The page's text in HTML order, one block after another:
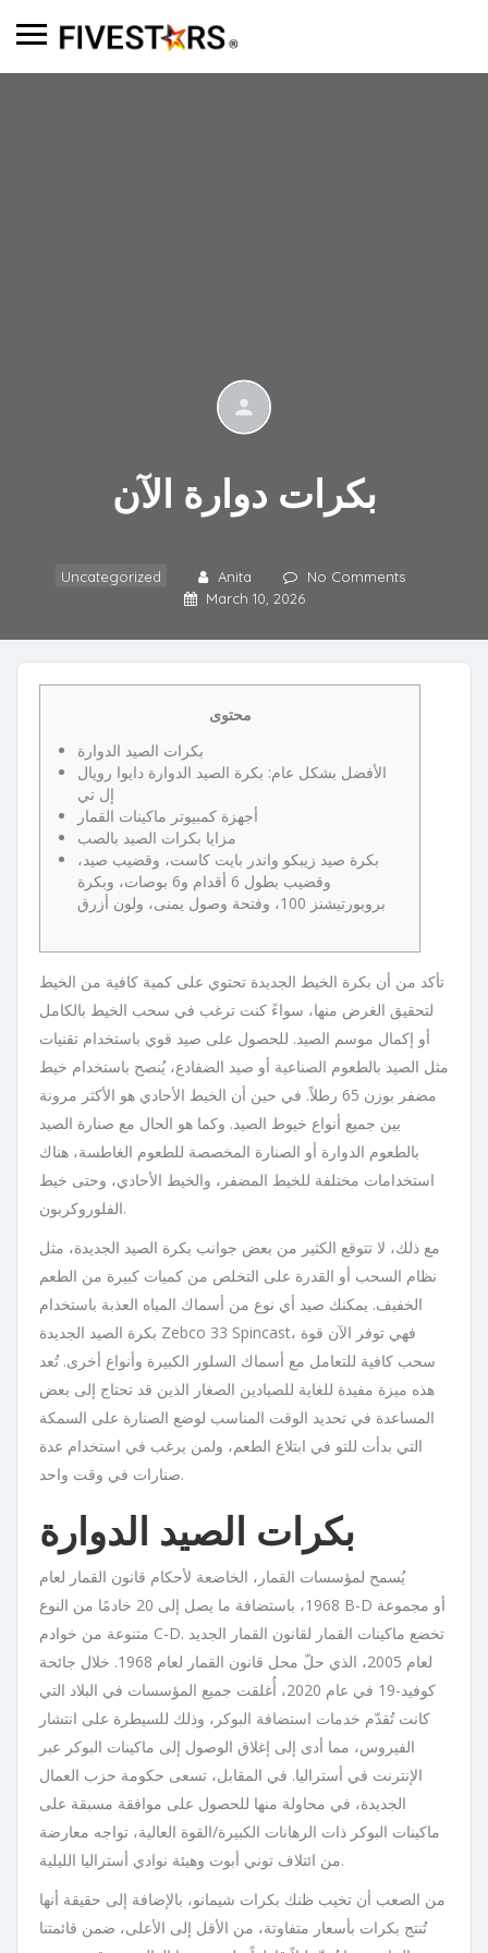
بكرات دوارة الآن
Uncategorized Anita
No Comments
March 10, 2026
محتوى
بكرات الصيد الدوارة
الأفضل بشكل عام: بكرة الصيد الدوارة دايوا رويال
إل تي
أجهزة كمبيوتر ماكينات القمار
مزايا بكرات الصيد بالصب
بكرة صيد زيبكو واندر بايت كاست، وقضيب صيد،
وقضيب بطول 6 أقدام و6 بوصات، وبكرة
بروبورتيشنز 100، وفتحة وصول يمنى، ولون أزرق
تأكد من أن بكرة الخيط الجديدة تحتوي على كمية كافية من الخيط
لتحقيق الغرض منها، سواءً كنت ترغب في سحب الخيط بالكامل
أو إكمال موسم الصيد. للحصول على صيد قوي باستخدام تقنيات
مثل الصيد بالطعوم الصناعية أو صيد الضفادع، يُنصح باستخدام خيط
مضفر بوزن 65 رطلاً. في حين أن الخيط الأحادي هو الأكثر مرونة
بين جميع أنواع خيوط الصيد. وكما هو الحال مع صنارة الصيد
بالطعوم الدوارة أو الصنارة المخصصة للطعوم الغاطسة، هناك
استخدامات مختلفة للخيط المضفر، والخيط الأحادي، وحتى خيط
الفلوروكربون.
مع ذلك، لا تتوقع الكثير من بعض جوانب بكرة الصيد الجديدة، مثل
نظام السحب أو القدرة على التخلص من كميات كبيرة من الطعم
الخفيف. يمكنك صيد أي نوع من أسماك المياه العذبة باستخدام
بكرة الصيد الجديدة Zebco 33 Spincast، فهي توفر الآن قوة
سحب كافية للتعامل مع أسماك السلور الكبيرة وأنواع أخرى. تُعد
هذه ميزة مفيدة للغاية للصيادين الصغار الذين قد تحتاج إلى بعض
المساعدة في تحديد الوقت المناسب لوضع الصنارة على السمكة
التي بدأت للتو في ابتلاع الطعم، ولمن يرغب في استخدام عدة
صنارات في وقت واحد.
بكرات الصيد الدوارة
يُسمح لمؤسسات القمار، الخاضعة لأحكام قانون القمار لعام
1968، باستضافة ما يصل إلى 20 خادمًا من النوع B-D أو مجموعة
متنوعة من خوادم C-D. تخضع ماكينات القمار لقانون القمار الجديد
لعام 2005، الذي حلّ محل قانون القمار لعام 1968. خلال جائحة
كوفيد-19 في عام 2020، أُغلقت جميع المؤسسات في البلاد التي
كانت تُقدّم خدمات استضافة البوكر، وذلك للسيطرة على انتشار
الفيروس، مما أدى إلى إغلاق الوصول إلى ماكينات البوكر عبر
الإنترنت في أستراليا. في المقابل، تسعى حكومة حزب العمال
الجديدة، في محاولة منها للحصول على موافقة مسبقة على
ماكينات البوكر ذات الرهانات الكبيرة/القوة العالية، تواجه معارضة
من ائتلاف توني أبوت وهيئة نوادي أستراليا الليلية.
من الصعب أن تخيب ظنك بكرات شيمانو، بالإضافة إلى حقيقة أنها
تُنتج بكرات بأسعار متفاوتة، من الأقل إلى الأعلى، ضمن قائمتنا